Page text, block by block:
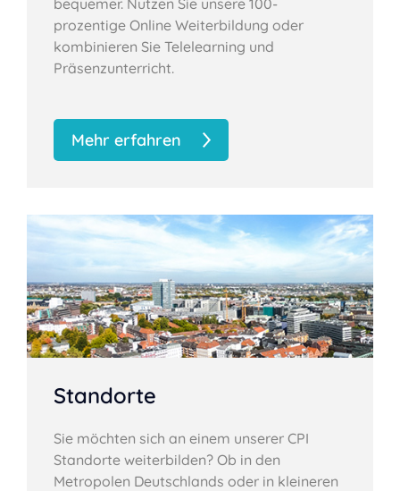
bequemer. Nutzen Sie unsere 100-
prozentige Online Weiterbildung oder
kombinieren Sie Telelearning und
Präsenzunterricht.
Mehr erfahren
Standorte
Sie möchten sich an einem unserer CPI
Standorte weiterbilden? Ob in den
Metropolen Deutschlands oder in kleineren